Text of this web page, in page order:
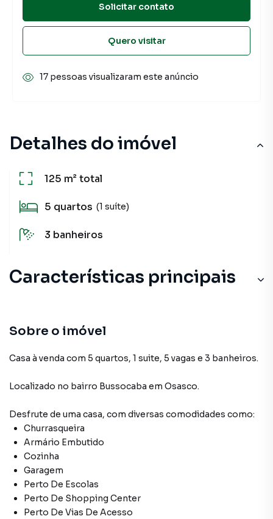
Detalhes do imóvel
125 m²total
5 quartos (1 suíte)
3 banheiros
Características principais
Sobre o imóvel
Casa à venda com 5 quartos, 1 suite, 5 vagas e 3 banheiros.
Localizado no bairro Bussocaba em Osasco.
Desfrute de uma casa, com diversas comodidades como:
Churrasqueira
Armário Embutido
Cozinha
Garagem
Perto De Escolas
Perto De Shopping Center
Perto De Vias De Acesso
Solicitar contato
Quero visitar
17 pessoas visualizaram este anúncio